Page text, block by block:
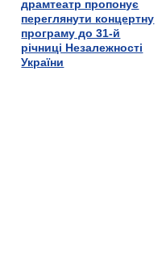
драмтеатр пропонує
переглянути концертну
програму до 31-й
річниці Незалежності
України